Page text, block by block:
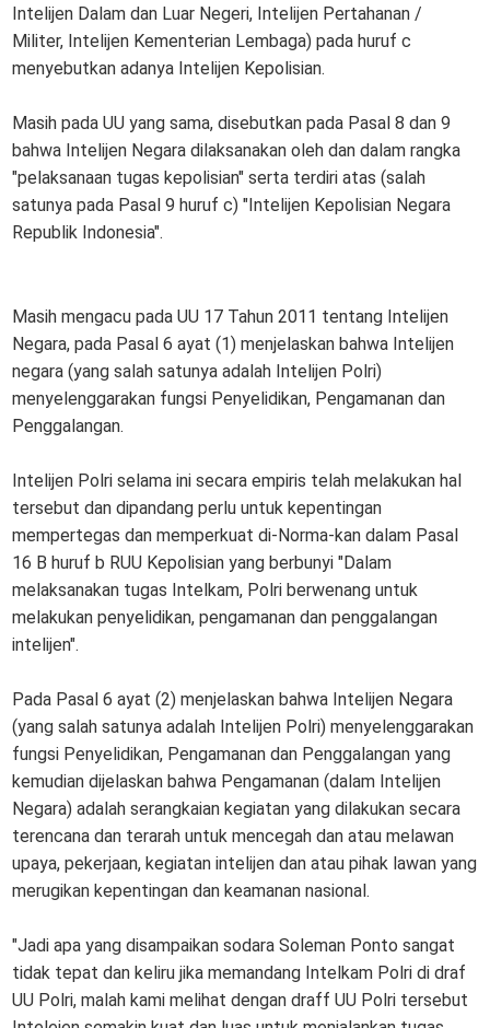
Intelijen Dalam dan Luar Negeri, Intelijen Pertahanan /
Militer, Intelijen Kementerian Lembaga) pada huruf c
menyebutkan adanya Intelijen Kepolisian.
Masih pada UU yang sama, disebutkan pada Pasal 8 dan 9
bahwa Intelijen Negara dilaksanakan oleh dan dalam rangka
"pelaksanaan tugas kepolisian" serta terdiri atas (salah
satunya pada Pasal 9 huruf c) "Intelijen Kepolisian Negara
Republik Indonesia".
Masih mengacu pada UU 17 Tahun 2011 tentang Intelijen
Negara, pada Pasal 6 ayat (1) menjelaskan bahwa Intelijen
negara (yang salah satunya adalah Intelijen Polri)
menyelenggarakan fungsi Penyelidikan, Pengamanan dan
Penggalangan.
Intelijen Polri selama ini secara empiris telah melakukan hal
tersebut dan dipandang perlu untuk kepentingan
mempertegas dan memperkuat di-Norma-kan dalam Pasal
16 B huruf b RUU Kepolisian yang berbunyi "Dalam
melaksanakan tugas Intelkam, Polri berwenang untuk
melakukan penyelidikan, pengamanan dan penggalangan
intelijen".
Pada Pasal 6 ayat (2) menjelaskan bahwa Intelijen Negara
(yang salah satunya adalah Intelijen Polri) menyelenggarakan
fungsi Penyelidikan, Pengamanan dan Penggalangan yang
kemudian dijelaskan bahwa Pengamanan (dalam Intelijen
Negara) adalah serangkaian kegiatan yang dilakukan secara
terencana dan terarah untuk mencegah dan atau melawan
upaya, pekerjaan, kegiatan intelijen dan atau pihak lawan yang
merugikan kepentingan dan keamanan nasional.
"Jadi apa yang disampaikan sodara Soleman Ponto sangat
tidak tepat dan keliru jika memandang Intelkam Polri di draf
UU Polri, malah kami melihat dengan draff UU Polri tersebut